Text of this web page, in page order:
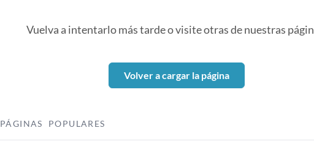
Vuelva a intentarlo más tarde o visite otras de nuestras
Volver a cargar la página
PÁGINAS POPULARES